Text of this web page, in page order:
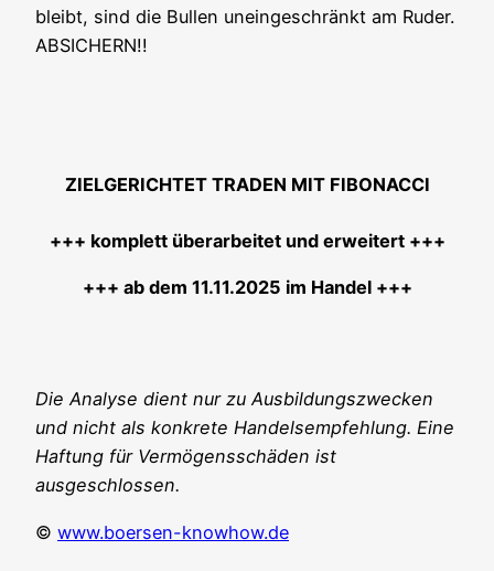
bleibt, sind die Bul­len unein­ge­schränkt am Ruder.
ABSICHERN!!
ZIELGERICHTET TRADEN MIT FIBONACCI
+++ kom­plett über­ar­bei­tet und erweitert +++
+++ ab dem 11.11.2025 im Handel +++
Die Ana­ly­se dient nur zu Aus­bil­dungs­zwe­cken
und nicht als kon­kre­te Han­dels­emp­feh­lung. Eine
Haf­tung für Ver­mö­gens­schä­den ist
ausgeschlossen.
© www.boersen-knowhow.de